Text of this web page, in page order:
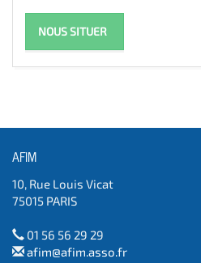
NOUS SITUER
AFIM
10, Rue Louis Vicat
75015 PARIS
01 56 56 29 29
afim@afim.asso.fr